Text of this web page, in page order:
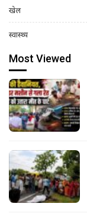
खेल
स्वास्थ्य
Most Viewed